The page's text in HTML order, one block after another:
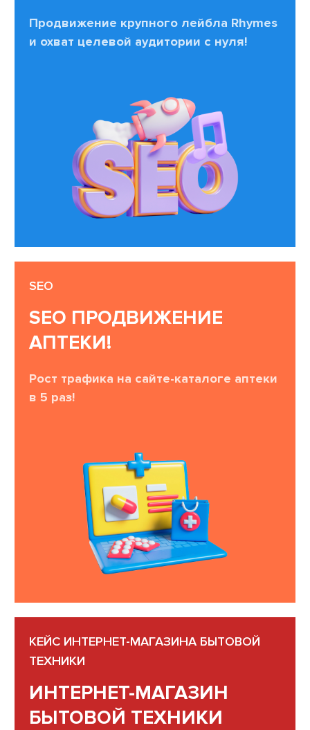
Продвижение крупного лейбла Rhymes
и охват целевой аудитории с нуля!
SEO
SEO ПРОДВИЖЕНИЕ
АПТЕКИ!
Рост трафика на сайте-каталоге аптеки
в 5 раз!
КЕЙС ИНТЕРНЕТ-МАГАЗИНА БЫТОВОЙ
ТЕХНИКИ
ИНТЕРНЕТ-МАГАЗИН
БЫТОВОЙ ТЕХНИКИ